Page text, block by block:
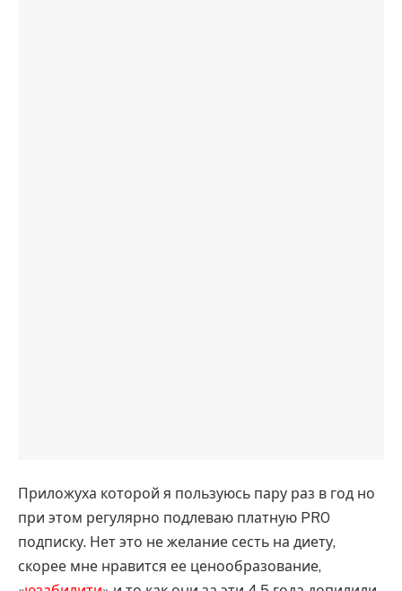
Приложуха которой я пользуюсь пару раз в год но
при этом регулярно подлеваю платную PRO
подписку. Нет это не желание сесть на диету,
скорее мне нравится ее ценообразование,